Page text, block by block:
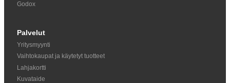
Godox
Palvelut
Yritysmyynti
Vaihtokaupat ja käytetyt tuotteet
Lahjakortti
Kuvataide